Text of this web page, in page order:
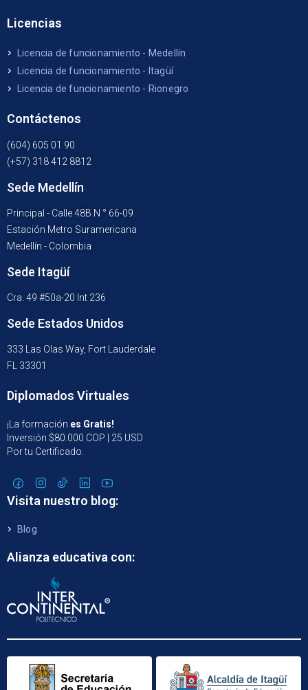
Licencias
Licencia de funcionamiento - Medellín
Licencia de funcionamiento - Itagüí
Licencia de funcionamiento - Rionegro
Contáctenos
(604) 605 01 90
(+57) 318 412 8812
Sede Medellín
Principal - Calle 48B N ° 66-09
Estación Metro Suramericana
Medellín - Colombia
Sede Itagüí
Cra. 49 #50a-20 Int 236
Sede Estados Unidos
333 Las Olas Way, Fort Lauderdale
FL 33301
Diplomados Virtuales
¡La formación es Gratis!
Inversión $80.000 COP | 25 USD
Por tu Certificado.
Visita nuestro blog:
Blog
Alianza educativa con: